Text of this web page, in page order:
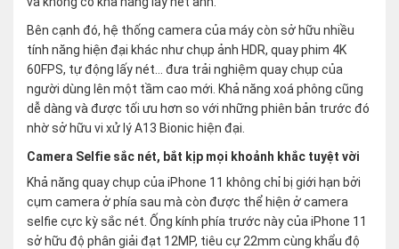
Bên cạnh đó, hệ thống camera của máy còn sở hữu nhiều
tính năng hiện đại khác như chụp ảnh HDR, quay phim 4K
60FPS, tự động lấy nét… đưa trải nghiệm quay chụp của
người dùng lên một tầm cao mới. Khả năng xoá phông cũng
dễ dàng và được tối ưu hơn so với những phiên bản trước đó
nhờ sở hữu vi xử lý A13 Bionic hiện đại.
Camera Selfie sắc nét, bắt kịp mọi khoảnh khắc tuyệt vời
Khả năng quay chụp của iPhone 11 không chỉ bị giới hạn bởi
cụm camera ở phía sau mà còn được thể hiện ở camera
selfie cực kỳ sắc nét. Ống kính phía trước này của iPhone 11
sở hữu độ phân giải đạt 12MP, tiêu cự 22mm cùng khẩu độ